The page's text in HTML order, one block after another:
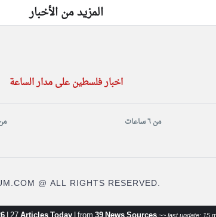
المزيد من الأخبار
اخبار فلسطين على مدار الساعة
من ٦ ساعات من ١٢
@ ALL RIGHTS RESERVED.